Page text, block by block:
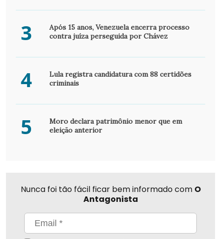
3
Após 15 anos, Venezuela encerra processo
contra juíza perseguida por Chávez
4
Lula registra candidatura com 88 certidões
criminais
5
Moro declara patrimônio menor que em
eleição anterior
Nunca foi tão fácil ficar bem informado com O
Antagonista